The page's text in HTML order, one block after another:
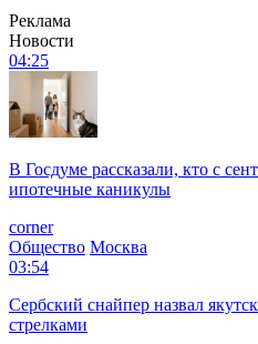
Реклама
Новости
04:25
В Госдуме рассказали, кто с
ипотечные каникулы
corner
Общество Москва
03:54
Сербский снайпер назвал
стрелками